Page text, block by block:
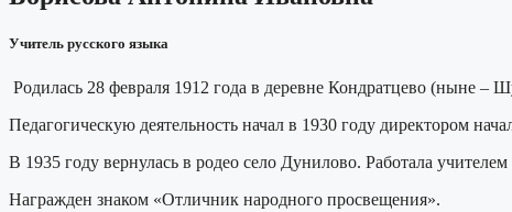
Учитель русского языка
Родилась 28 февраля 1912 года в деревне Кондратцево (ныне
Педагогическую деятельность начал в 1930 году директором
В 1935 году вернулась в родео село Дунилово. Работала
Награжден знаком «Отличник народного просвещения».